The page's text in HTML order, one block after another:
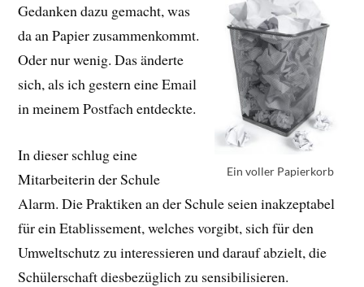
Ein voller Papierkorb
Gedanken dazu gemacht, was
da an Papier zusammenkommt.
Oder nur wenig. Das änderte
sich, als ich gestern eine Email
in meinem Postfach entdeckte.
In dieser schlug eine
Mitarbeiterin der Schule
Alarm. Die Praktiken an der Schule seien inakzeptabel
für ein Etablissement, welches vorgibt, sich für den
Umweltschutz zu interessieren und darauf abzielt, die
Schülerschaft diesbezüglich zu sensibilisieren.